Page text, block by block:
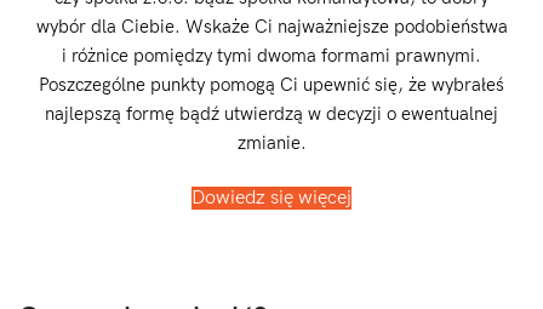
wybór dla Ciebie. Wskaże Ci najważniejsze podobieństwa
i różnice pomiędzy tymi dwoma formami prawnymi.
Poszczególne punkty pomogą Ci upewnić się, że wybrałeś
najlepszą formę bądź utwierdzą w decyzji o ewentualnej
zmianie.
Dowiedz się więcej